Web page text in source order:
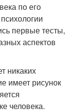
по его
первые тесты,
аспектов
никаких
имеет рисунок
человека.